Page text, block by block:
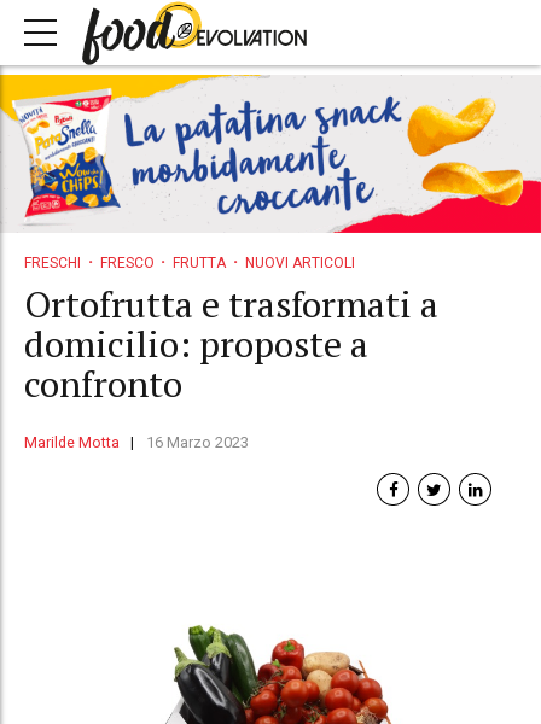
FRESCHI FRESCO FRUTTA NUOVI ARTICOLI
Ortofrutta e trasformati a
domicilio: proposte a
confronto
Marilde Motta 16 Marzo 2023